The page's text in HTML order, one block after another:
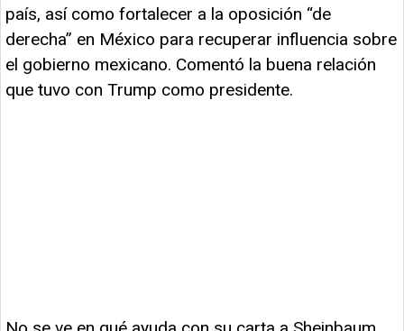
país, así como fortalecer a la oposición “de
derecha” en México para recuperar influencia sobre
el gobierno mexicano. Comentó la buena relación
que tuvo con Trump como presidente.